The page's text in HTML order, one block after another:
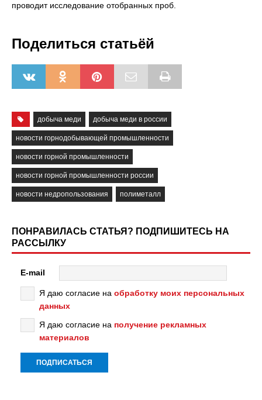
проводит исследование отобранных проб.
Поделиться статьёй
добыча меди добыча меди в россии
новости горнодобывающей промышленности
новости горной промышленности
новости горной промышленности россии
новости недропользования полиметалл
ПОНРАВИЛАСЬ СТАТЬЯ? ПОДПИШИТЕСЬ НА
РАССЫЛКУ
E-mail
Я даю согласие на обработку моих персональных
данных
Я даю согласие на получение рекламных
материалов